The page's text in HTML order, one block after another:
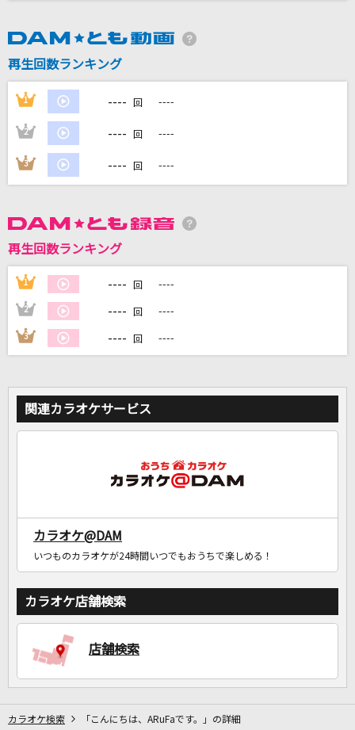
DECO*27
カラオケ最新情報をチェック！
再生回数ランキング
1 ---- 回 ----
2 ---- 回 ----
3 ---- 回 ----
再生回数ランキング
1 ---- 回 ----
2 ---- 回 ----
3 ---- 回 ----
関連カラオケサービス
カラオケ@DAM
いつものカラオケが24時間いつでもおうちで楽しめる！
カラオケ店舗検索
店舗検索
カラオケ検索 「こんにちは、ARuFaです。」の詳細